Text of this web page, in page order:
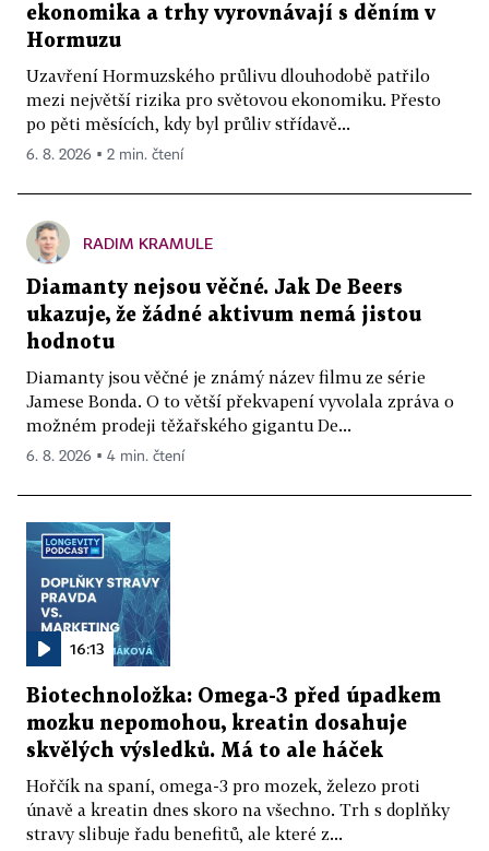
ekonomika a trhy vyrovnávají s děním v
Hormuzu
Uzavření Hormuzského průlivu dlouhodobě patřilo
mezi největší rizika pro světovou ekonomiku. Přesto
po pěti měsících, kdy byl průliv střídavě...
6. 8. 2026 ▪ 2 min. čtení
RADIM KRAMULE
Diamanty nejsou věčné. Jak De Beers
ukazuje, že žádné aktivum nemá jistou
hodnotu
Diamanty jsou věčné je známý název filmu ze série
Jamese Bonda. O to větší překvapení vyvolala zpráva o
možném prodeji těžařského gigantu De...
6. 8. 2026 ▪ 4 min. čtení
16:13
Biotechnoložka: Omega-3 před úpadkem
mozku nepomohou, kreatin dosahuje
skvělých výsledků. Má to ale háček
Hořčík na spaní, omega-3 pro mozek, železo proti
únavě a kreatin dnes skoro na všechno. Trh s doplňky
stravy slibuje řadu benefitů, ale které z...